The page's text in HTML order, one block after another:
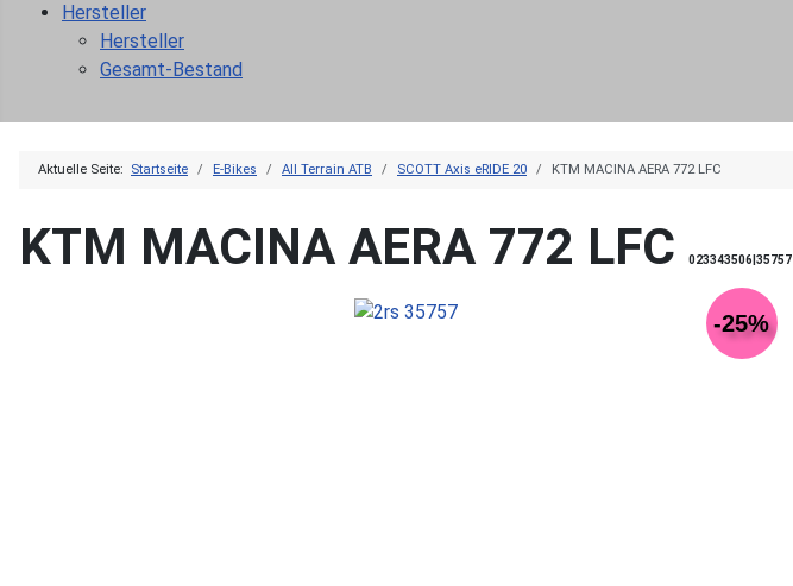
Hersteller
Hersteller
Gesamt-Bestand
Aktuelle Seite: Startseite E-Bikes All Terrain ATB SCOTT Axis eRIDE 20 KTM MACINA AERA 772 LFC
KTM MACINA AERA 772 LFC 023343506|35757
-25%